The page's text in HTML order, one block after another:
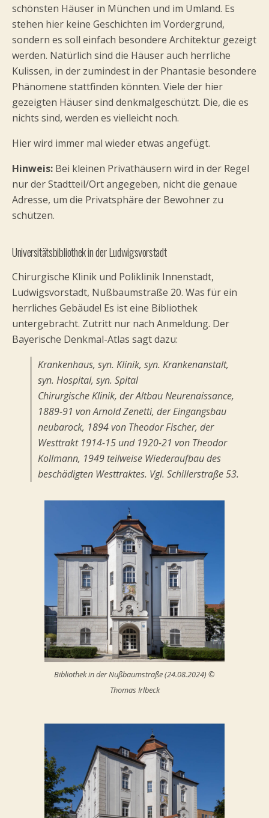
schönsten Häuser in München und im Umland. Es
stehen hier keine Geschichten im Vordergrund,
sondern es soll einfach besondere Architektur gezeigt
werden. Natürlich sind die Häuser auch herrliche
Kulissen, in der zumindest in der Phantasie besondere
Phänomene stattfinden könnten. Viele der hier
gezeigten Häuser sind denkmalgeschützt. Die, die es
nichts sind, werden es vielleicht noch.
Hier wird immer mal wieder etwas angefügt.
Hinweis: Bei kleinen Privathäusern wird in der Regel
nur der Stadtteil/Ort angegeben, nicht die genaue
Adresse, um die Privatsphäre der Bewohner zu
schützen.
Universitätsbibliothek in der Ludwigsvorstadt
Chirurgische Klinik und Poliklinik Innenstadt,
Ludwigsvorstadt, Nußbaumstraße 20. Was für ein
herrliches Gebäude! Es ist eine Bibliothek
untergebracht. Zutritt nur nach Anmeldung. Der
Bayerische Denkmal-Atlas sagt dazu:
Krankenhaus, syn. Klinik, syn. Krankenanstalt,
syn. Hospital, syn. Spital
Chirurgische Klinik, der Altbau Neurenaissance,
1889-91 von Arnold Zenetti, der Eingangsbau
neubarock, 1894 von Theodor Fischer, der
Westtrakt 1914-15 und 1920-21 von Theodor
Kollmann, 1949 teilweise Wiederaufbau des
beschädigten Westtraktes. Vgl. Schillerstraße 53.
Bibliothek in der Nußbaumstraße (24.08.2024) ©
Thomas Irlbeck